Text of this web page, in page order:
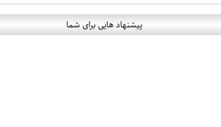
پیشنهاد هایی برای شما